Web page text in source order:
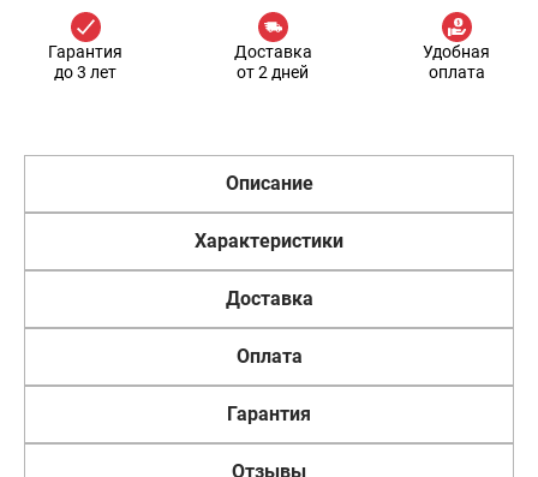
Гарантия
до 3 лет
Доставка
от 2 дней
Удобная
оплата
Описание
Характеристики
Доставка
Оплата
Гарантия
Отзывы